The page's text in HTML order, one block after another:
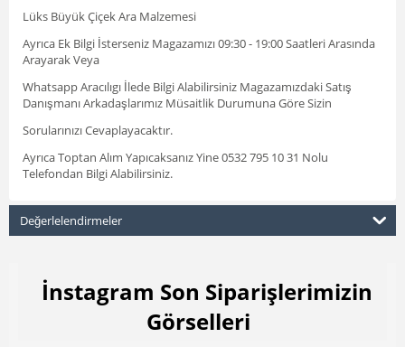
Lüks Büyük Çiçek Ara Malzemesi
Ayrıca Ek Bilgi İsterseniz Magazamızı 09:30 - 19:00 Saatleri Arasında
Arayarak Veya
Whatsapp Aracılıgı İlede Bilgi Alabilirsiniz Magazamızdaki Satış
Danışmanı Arkadaşlarımız Müsaitlik Durumuna Göre Sizin
Sorularınızı Cevaplayacaktır.
Ayrıca Toptan Alım Yapıcaksanız Yine 0532 795 10 31 Nolu
Telefondan Bilgi Alabilirsiniz.
Değerlelendirmeler
İnstagram Son Siparişlerimizin
Görselleri